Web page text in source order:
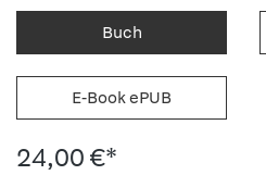
Buch
E-Book ePUB
24,00 €*